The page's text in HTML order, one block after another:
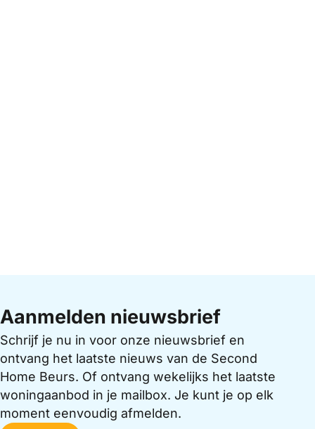
Aanmelden nieuwsbrief
Schrijf je nu in voor onze nieuwsbrief en
ontvang het laatste nieuws van de Second
Home Beurs. Of ontvang wekelijks het laatste
woningaanbod in je mailbox. Je kunt je op elk
moment eenvoudig afmelden.